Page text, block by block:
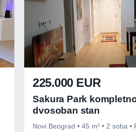
225.000 EUR
Sakura Park
dvosoban stan
Novi Beograd • 45 m² • 2 soba •